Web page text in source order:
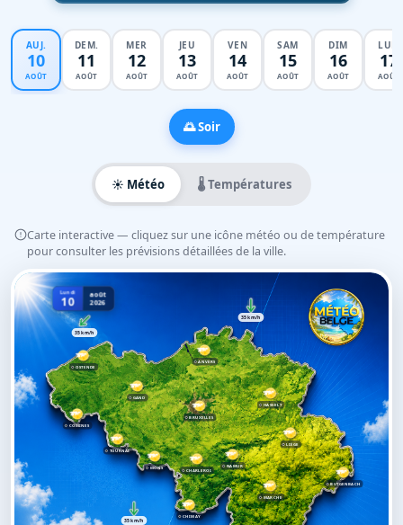
AUJ.
10
AOÛT
DEM.
11
AOÛT
MER
12
AOÛT
JEU
13
AOÛT
VEN
14
AOÛT
SAM
15
AOÛT
DIM
16
AOÛT
LUN
17
AOÛT
🌅 Soir
☀️ Météo 🌡️ Températures
Carte interactive — cliquez sur une icône météo ou de température
pour consulter les prévisions détaillées de la ville.
CHARLEROI
CHIMAY
NAMUR
LIÈGE
MARCHE
MONS
TOURNAI
OSTENDE
GAND
BRUXELLES
ANVERS
HASSELT
COMINES
BUTGENBACH
35 km/h
35 km/h
35 km/h
Lundi
10
août
2026